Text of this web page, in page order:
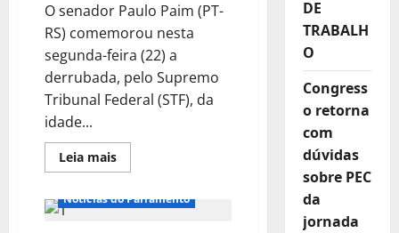
julho
O senador Paulo Paim (PT-
RS) comemorou nesta
segunda-feira (22) a
derrubada, pelo Supremo
Tribunal Federal (STF), da
idade...
Leia maisLeia
mais
comemora
Notícias do Parlamento
DE
TRABALH
O
Congress
o retorna
com
dúvidas
sobre PEC
da
jornada